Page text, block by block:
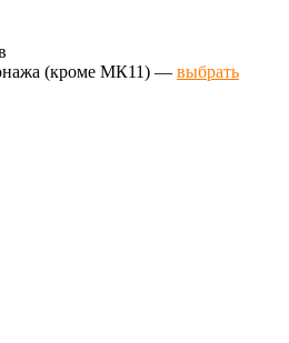
(кроме МК11) — выбрать